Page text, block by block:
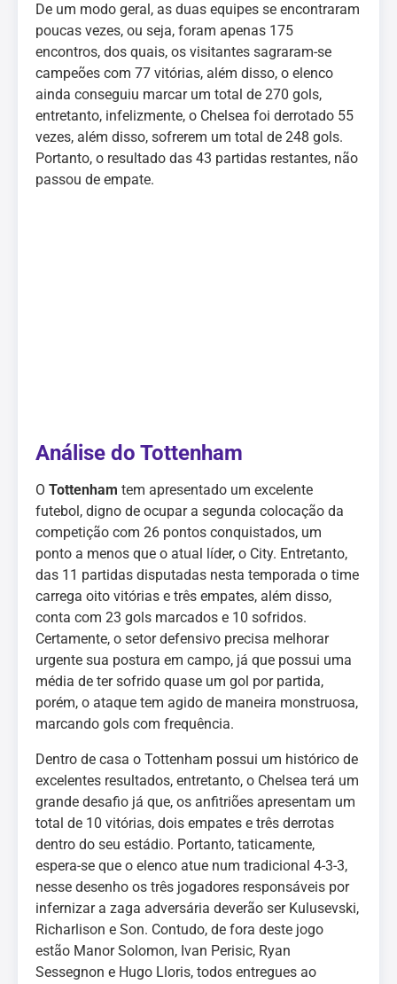
De um modo geral, as duas equipes se encontraram
poucas vezes, ou seja, foram apenas 175
encontros, dos quais, os visitantes sagraram-se
campeões com 77 vitórias, além disso, o elenco
ainda conseguiu marcar um total de 270 gols,
entretanto, infelizmente, o Chelsea foi derrotado 55
vezes, além disso, sofrerem um total de 248 gols.
Portanto, o resultado das 43 partidas restantes, não
passou de empate.
Análise do Tottenham
O Tottenham tem apresentado um excelente
futebol, digno de ocupar a segunda colocação da
competição com 26 pontos conquistados, um
ponto a menos que o atual líder, o City. Entretanto,
das 11 partidas disputadas nesta temporada o time
carrega oito vitórias e três empates, além disso,
conta com 23 gols marcados e 10 sofridos.
Certamente, o setor defensivo precisa melhorar
urgente sua postura em campo, já que possui uma
média de ter sofrido quase um gol por partida,
porém, o ataque tem agido de maneira monstruosa,
marcando gols com frequência.
Dentro de casa o Tottenham possui um histórico de
excelentes resultados, entretanto, o Chelsea terá um
grande desafio já que, os anfitriões apresentam um
total de 10 vitórias, dois empates e três derrotas
dentro do seu estádio. Portanto, taticamente,
espera-se que o elenco atue num tradicional 4-3-3,
nesse desenho os três jogadores responsáveis por
infernizar a zaga adversária deverão ser Kulusevski,
Richarlison e Son. Contudo, de fora deste jogo
estão Manor Solomon, Ivan Perisic, Ryan
Sessegnon e Hugo Lloris, todos entregues ao